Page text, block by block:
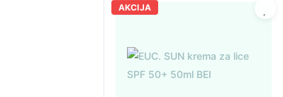
AKCIJA